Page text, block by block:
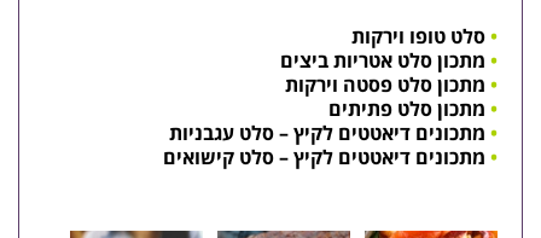
סלט טופו וירקות
מתכון סלט אטריות ביצים
מתכון סלט פסטה וירקות
מתכון סלט פתיתים
מתכונים דיאטטים לקיץ – סלט עגבניות
מתכונים דיאטטים לקיץ – סלט קישואים